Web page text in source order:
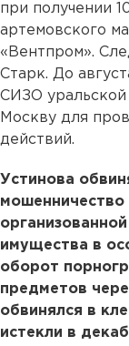
при получении
артемовского
«Вентпром».
Старк. До
СИЗО уральской
Москву для
действий.
Устинова
мошенничество
имущества в
оборот
предметов
обвинялся в
истекли в